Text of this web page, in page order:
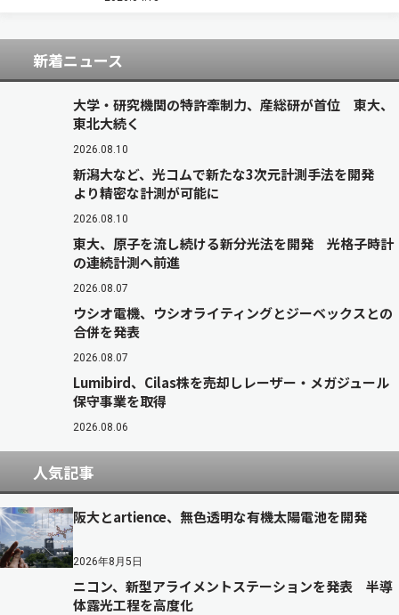
新着ニュース
大学・研究機関の特許牽制力、産総研が首位 東大、
東北大続く
2026.08.10
新潟大など、光コムで新たな3次元計測手法を開発
より精密な計測が可能に
2026.08.10
東大、原子を流し続ける新分光法を開発 光格子時計
の連続計測へ前進
2026.08.07
ウシオ電機、ウシオライティングとジーベックスとの
合併を発表
2026.08.07
Lumibird、Cilas株を売却しレーザー・メガジュール
保守事業を取得
2026.08.06
人気記事
阪大とartience、無色透明な有機太陽電池を開発
2026年8月5日
ニコン、新型アライメントステーションを発表 半導
体露光工程を高度化